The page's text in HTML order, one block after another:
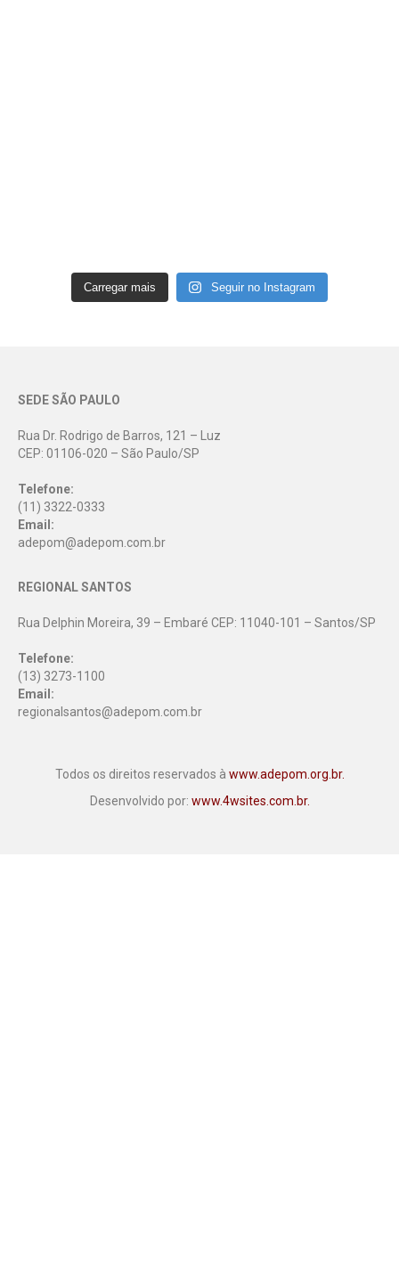
Carregar mais Seguir no Instagram
SEDE SÃO PAULO
Rua Dr. Rodrigo de Barros, 121 – Luz
CEP: 01106-020 – São Paulo/SP
Telefone:
(11) 3322-0333
Email:
adepom@adepom.com.br
REGIONAL SANTOS
Rua Delphin Moreira, 39 – Embaré CEP: 11040-101 – Santos/SP
Telefone:
(13) 3273-1100
Email:
regionalsantos@adepom.com.br
Todos os direitos reservados à www.adepom.org.br.
Desenvolvido por: www.4wsites.com.br.